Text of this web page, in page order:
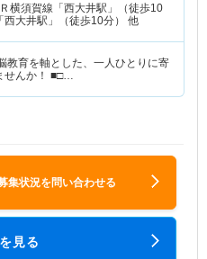
Ｒ横須賀線「西大井駅」（徒歩10
西大井駅」（徒歩10分） 他
教育を軸とした、一人ひとりに寄
せんか！ ■□…
集状況を問い合わせる
見る